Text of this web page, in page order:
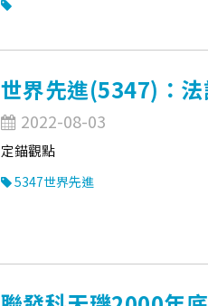
世界先進(5347)：
2022-08-03
定錨觀點
5347世界先進